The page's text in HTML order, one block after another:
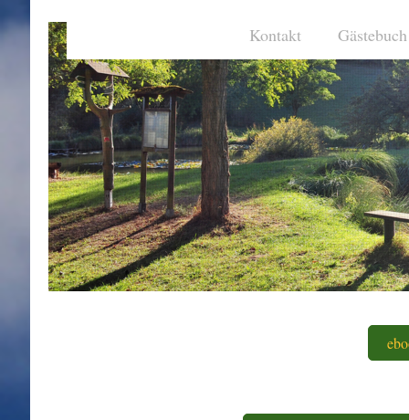
Kontakt Gästebuch